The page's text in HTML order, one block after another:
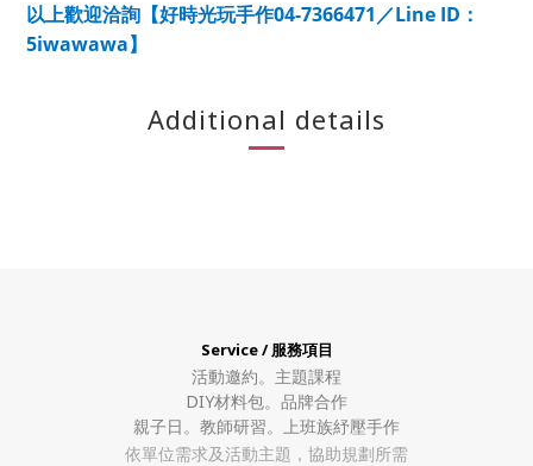
以上歡迎洽詢【好時光玩手作04-7366471 ／Line ID ：
5iwawawa 】
Additional details
Service / 服務項目
活動邀約。 主題課程
DIY材料包。 品牌合作
親子日。教師研習。上班族紓壓手作
依單位需求及活動主題，協助規劃所需